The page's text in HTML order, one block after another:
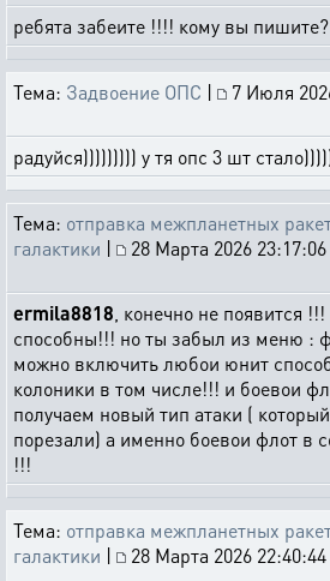
ребята забеите !!!! кому вы
Тема: Задвоение ОПС |
7 Июля
радуйся))))))))) у тя опс 3 шт
Тема: отправка межпланетных
галактики |
28 Марта 2026 23:17:06
ermila8818 , конечно не появится
способны!!! но ты забыл из меню :
можно включить любои юнит
колоники в том числе!!! и боевои
получаем новый тип атаки (
порезали) а именно боевои флот в
!!!
Тема: отправка межпланетных
галактики |
28 Марта 2026 22:40:44